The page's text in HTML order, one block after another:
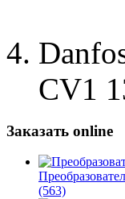
CV1
Заказать online
(563)